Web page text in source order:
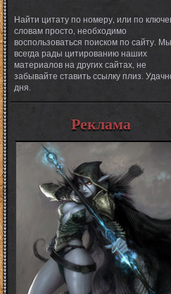
Найти цитату по номеру, или по
словам просто, необходимо
воспользоваться поиском по сайту. Мы
всегда рады цитированию наших
материалов на других сайтах, не
забывайте ставить ссылку плиз.
дня.
Реклама